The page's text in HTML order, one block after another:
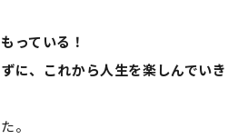
っている！
に、これから人生を楽しんでいき
。